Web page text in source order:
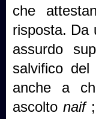
che
risposta. Da
assurdo
salvifico
anche a
ascoltonaif